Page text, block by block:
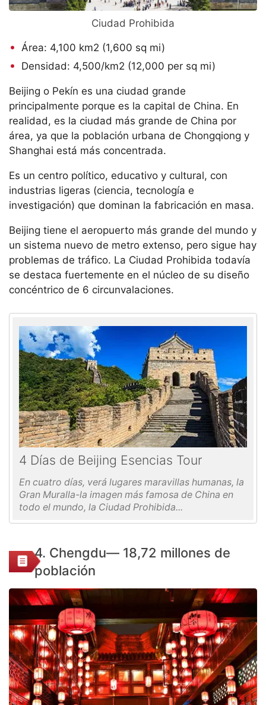
Ciudad Prohibida
Área: 4,100 km2 (1,600 sq mi)
Densidad: 4,500/km2 (12,000 per sq mi)
Beijing o Pekín es una ciudad grande
principalmente porque es la capital de China. En
realidad, es la ciudad más grande de China por
área, ya que la población urbana de Chongqiong y
Shanghai está más concentrada.
Es un centro político, educativo y cultural, con
industrias ligeras (ciencia, tecnología e
investigación) que dominan la fabricación en masa.
Beijing tiene el aeropuerto más grande del mundo y
un sistema nuevo de metro extenso, pero sigue hay
problemas de tráfico. La Ciudad Prohibida todavía
se destaca fuertemente en el núcleo de su diseño
concéntrico de 6 circunvalaciones.
4 Días de Beijing Esencias Tour
En cuatro días, verá lugares maravillas humanas, la
Gran Muralla-la imagen más famosa de China en
todo el mundo, la Ciudad Prohibida...
4. Chengdu— 18,72 millones de
población